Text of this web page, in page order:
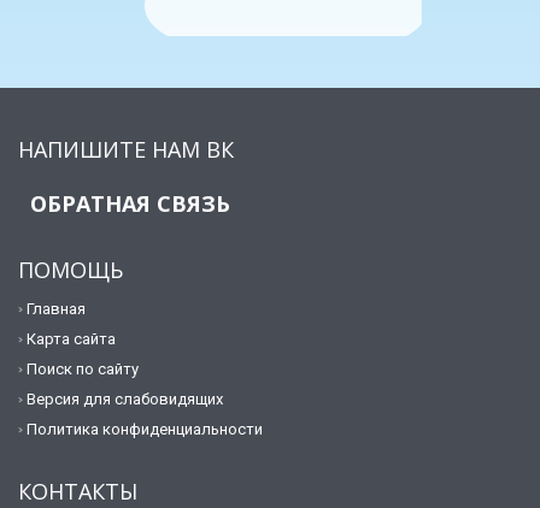
НАПИШИТЕ НАМ ВК
ОБРАТНАЯ СВЯЗЬ
ПОМОЩЬ
Главная
Карта сайта
Поиск по сайту
Версия для слабовидящих
Политика конфиденциальности
КОНТАКТЫ